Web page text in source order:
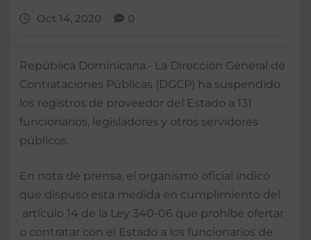
Oct 14, 2020 0
República Dominicana.- La Dirección General de
Contrataciones Públicas (DGCP) ha suspendido
los registros de proveedor del Estado a 131
funcionarios, legisladores y otros servidores
públicos.
En nota de prensa, el organismo oficial indicó
que dispuso esta medida en cumplimiento del
artículo 14 de la Ley 340-06 que prohíbe ofertar
o contratar con el Estado a los funcionarios de